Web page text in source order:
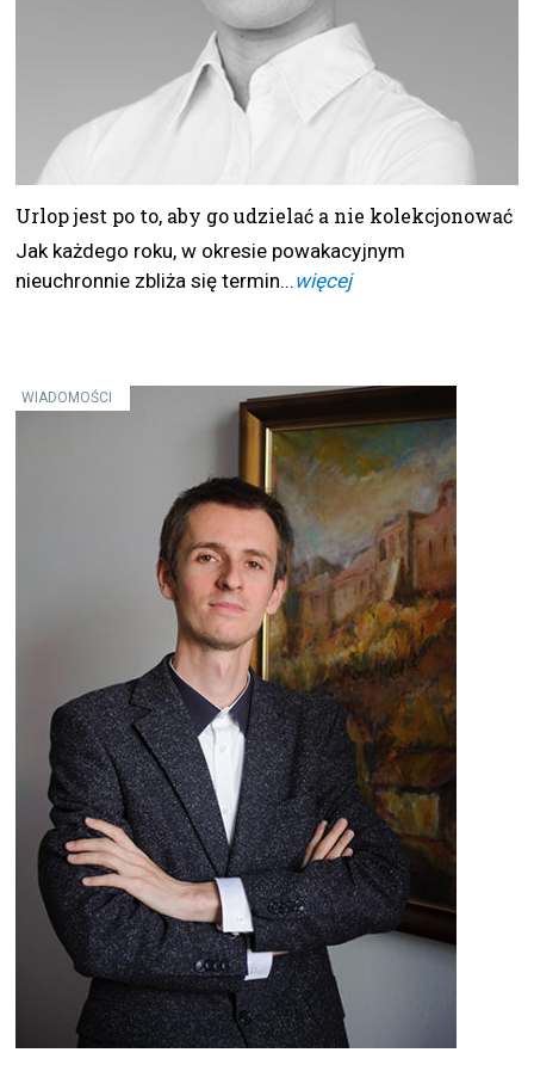
Urlop jest po to, aby go udzielać a nie kolekcjonować
Jak każdego roku, w okresie powakacyjnym
nieuchronnie zbliża się termin...więcej
WIADOMOŚCI